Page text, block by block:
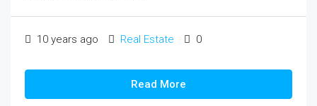
10 years ago Real Estate 0
Read More